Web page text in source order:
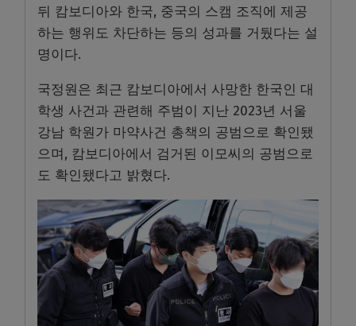
뒤 캄보디아와 한국, 중국의 스캠 조직에 제공
하는 행위도 차단하는 등의 성과를 거뒀다는 설
명이다.
국정원은 최근 캄보디아에서 사망한 한국인 대
학생 사건과 관련해 주범이 지난 2023년 서울
강남 학원가 마약사건 총책의 공범으로 확인됐
으며, 캄보디아에서 검거된 이모씨의 공범으로
도 확인됐다고 밝혔다.